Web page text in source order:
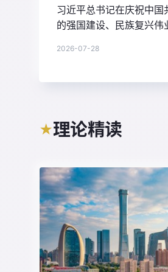
习近平总书记在庆祝中
的强国建设、民族复兴伟
2026-07-28
★理论精读